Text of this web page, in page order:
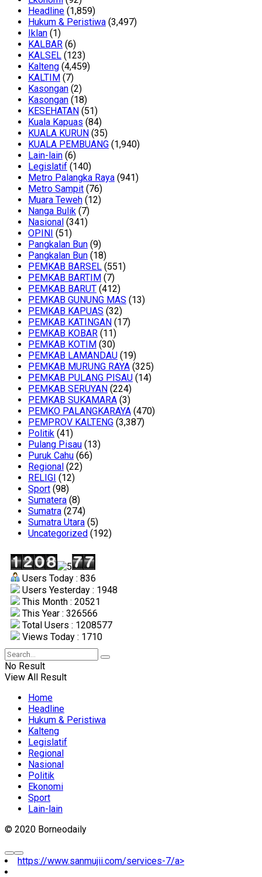
Headline (1,859)
Hukum & Peristiwa (3,497)
Iklan (1)
KALBAR (6)
KALSEL (123)
Kalteng (4,459)
KALTIM (7)
Kasongan (2)
Kasongan (18)
KESEHATAN (51)
Kuala Kapuas (84)
KUALA KURUN (35)
KUALA PEMBUANG (1,940)
Lain-lain (6)
Legislatif (140)
Metro Palangka Raya (941)
Metro Sampit (76)
Muara Teweh (12)
Nanga Bulik (7)
Nasional (341)
OPINI (51)
Pangkalan Bun (9)
Pangkalan Bun (18)
PEMKAB BARSEL (551)
PEMKAB BARTIM (7)
PEMKAB BARUT (412)
PEMKAB GUNUNG MAS (13)
PEMKAB KAPUAS (32)
PEMKAB KATINGAN (17)
PEMKAB KOBAR (11)
PEMKAB KOTIM (30)
PEMKAB LAMANDAU (19)
PEMKAB MURUNG RAYA (325)
PEMKAB PULANG PISAU (14)
PEMKAB SERUYAN (224)
PEMKAB SUKAMARA (3)
PEMKO PALANGKARAYA (470)
PEMPROV KALTENG (3,387)
Politik (41)
Pulang Pisau (13)
Puruk Cahu (66)
Regional (22)
RELIGI (12)
Sport (98)
Sumatera (8)
Sumatra (274)
Sumatra Utara (5)
Uncategorized (192)
Users Today : 836
Users Yesterday : 1948
This Month : 20521
This Year : 326566
Total Users : 1208577
Views Today : 1710
No Result
View All Result
Home
Headline
Hukum & Peristiwa
Kalteng
Legislatif
Regional
Nasional
Politik
Ekonomi
Sport
Lain-lain
© 2020 Borneodaily
https://www.sanmujii.com/services-7/a>